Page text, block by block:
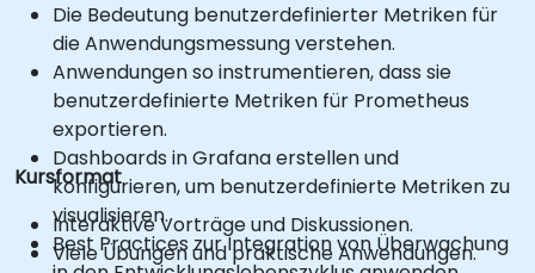
Die Bedeutung benutzerdefinierter Metriken für
die Anwendungsmessung verstehen.
Anwendungen so instrumentieren, dass sie
benutzerdefinierte Metriken für Prometheus
exportieren.
Dashboards in Grafana erstellen und
konfigurieren, um benutzerdefinierte Metriken zu
visualisieren.
Best Practices zur Integration von Überwachung
Kursformat
Interaktive Vorträge und Diskussionen.
Viele Übungen und praktische Anwendungen.